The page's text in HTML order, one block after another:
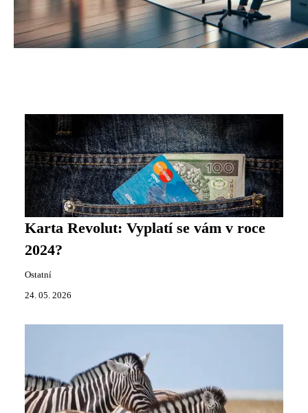
Karta Revolut: Vyplatí se vám v roce
2024?
Ostatní
24. 05. 2026